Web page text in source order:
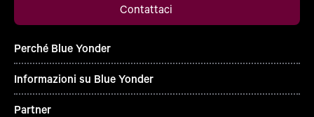
Contattaci
Perché Blue Yonder
Informazioni su Blue Yonder
Partner